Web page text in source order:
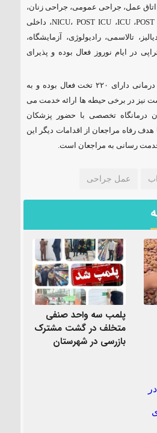
اتاق عمل، جراحی عمومی، جراحی زنان،
بخش اطفال، NICU، POST ICU ،ICU ،POST CCU ،CCU، داخلی
تالاسمی، رادیولوژی، آزمایشگاه،
در ایام نوروز فعال بوده و پذیرای
وی با بیان اینکه این مرکز درمانی دارای ۲۲۰ تخت فعال بوده و به
نیز در برخی حیطه ها ارائه خدمت می
درمانگاه تخصصی با حضور پزشکان
رفاه مراجعان از اقدامات دیگر این
رسانی به مراجعان است.
عمل جراحی
پلمب سه واحد صنفی
متخلف در گشت مشترک
بازرسی در شهرستان